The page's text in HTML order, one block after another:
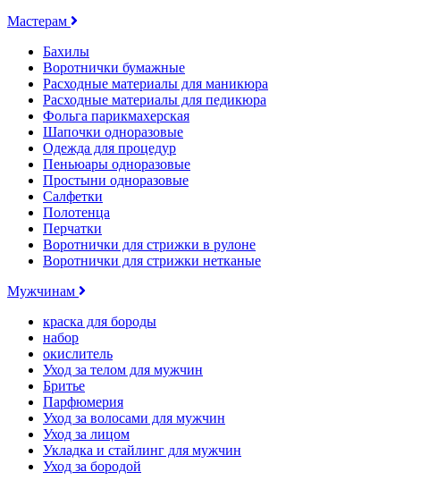
Мастерам
Бахилы
Воротнички бумажные
Расходные материалы для маникюра
Расходные материалы для педикюра
Фольга парикмахерская
Шапочки одноразовые
Одежда для процедур
Пеньюары одноразовые
Простыни одноразовые
Салфетки
Полотенца
Перчатки
Воротнички для стрижки в рулоне
Воротнички для стрижки нетканые
Мужчинам
краска для бороды
набор
окислитель
Уход за телом для мужчин
Бритье
Парфюмерия
Уход за волосами для мужчин
Уход за лицом
Укладка и стайлинг для мужчин
Уход за бородой